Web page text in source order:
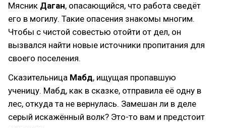
Мясник Даган, опасающийся, что работа сведёт
его в могилу. Такие опасения знакомы многим.
Чтобы с чистой совестью отойти от дел, он
вызвался найти новые источники пропитания для
своего поселения.
Сказительница Мабд, ищущая пропавшую
ученицу. Мабд, как в сказке, отправила её одну в
лес, откуда та не вернулась. Замешан ли в деле
серый искажённый волк? Это-то вам и предстоит